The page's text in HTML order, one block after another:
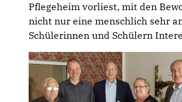
Pflegeheim vorliest, mit den
nicht nur eine mensch­lich sehr
Schülerinnen und Schülern